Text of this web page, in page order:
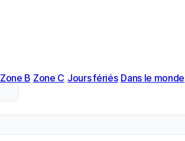
Zone B Zone C Jours fériés Dans le monde